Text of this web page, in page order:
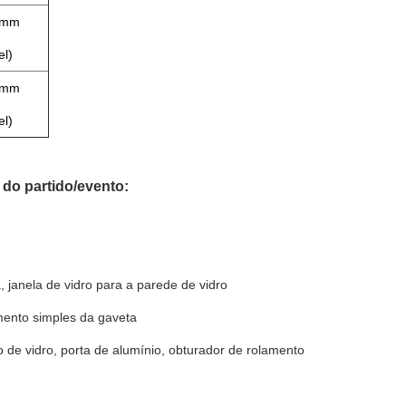
partido/evento:
janela de vidro para a parede de vidro
simples da gaveta
vidro, porta de alumínio, obturador de rolamento